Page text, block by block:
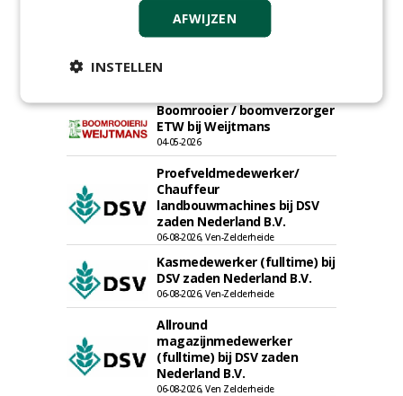
Rayon- account manager
regio Zuid
Boomrooier / boomverzorger
ETW bij Weijtmans
04-05-2026
Proefveldmedewerker/
Chauffeur
landbouwmachines bij DSV
zaden Nederland B.V.
06-08-2026, Ven-Zelderheide
Kasmedewerker (fulltime) bij
DSV zaden Nederland B.V.
06-08-2026, Ven-Zelderheide
Allround
magazijnmedewerker
(fulltime) bij DSV zaden
Nederland B.V.
06-08-2026, Ven Zelderheide
AFWIJZEN
INSTELLEN